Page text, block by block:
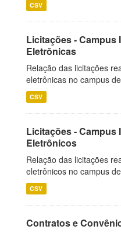
CSV
Licitações - Campus
Eletrônicas
Relação das licitações
eletrônicas no campus
CSV
Licitações - Campus
Eletrônicos
Relação das licitações
eletrônicos no campus
CSV
Contratos e